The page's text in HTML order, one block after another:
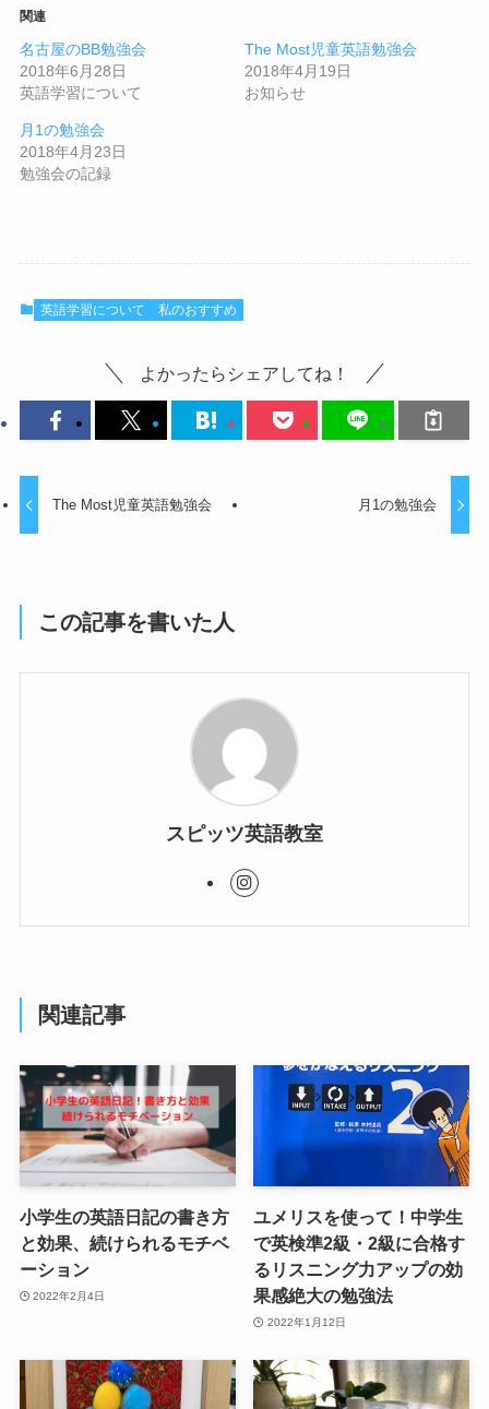
関連
名古屋のBB勉強会
2018年6月28日
英語学習について
The Most児童英語勉強会
2018年4月19日
お知らせ
月1の勉強会
2018年4月23日
勉強会の記録
英語学習について 私のおすすめ
よかったらシェアしてね！
The Most児童英語勉強会 月1の勉強会
この記事を書いた人
スピッツ英語教室
関連記事
小学生の英語日記の書き方
と効果、続けられるモチベ
ーション
2022年2月4日
ユメリスを使って！中学生
で英検準2級・2級に合格す
るリスニング力アップの効
果感絶大の勉強法
2022年1月12日